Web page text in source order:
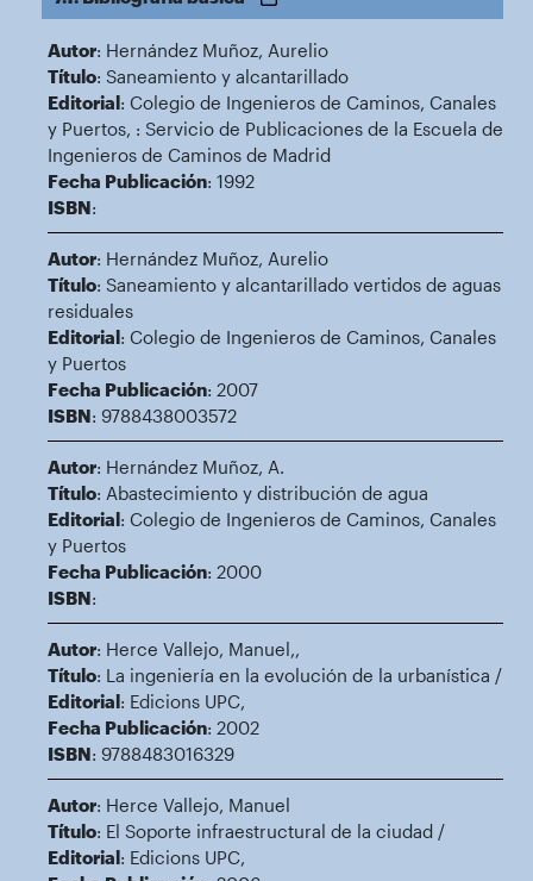
Autor: Hernández Muñoz, Aurelio
Título: Saneamiento y alcantarillado
Editorial: Colegio de Ingenieros de Caminos, Canales
y Puertos, : Servicio de Publicaciones de la Escuela de
Ingenieros de Caminos de Madrid
Fecha Publicación: 1992
ISBN:
Autor: Hernández Muñoz, Aurelio
Título: Saneamiento y alcantarillado vertidos de aguas
residuales
Editorial: Colegio de Ingenieros de Caminos, Canales
y Puertos
Fecha Publicación: 2007
ISBN: 9788438003572
Autor: Hernández Muñoz, A.
Título: Abastecimiento y distribución de agua
Editorial: Colegio de Ingenieros de Caminos, Canales
y Puertos
Fecha Publicación: 2000
ISBN:
Autor: Herce Vallejo, Manuel,,
Título: La ingeniería en la evolución de la urbanística /
Editorial: Edicions UPC,
Fecha Publicación: 2002
ISBN: 9788483016329
Autor: Herce Vallejo, Manuel
Título: El Soporte infraestructural de la ciudad /
Editorial: Edicions UPC,